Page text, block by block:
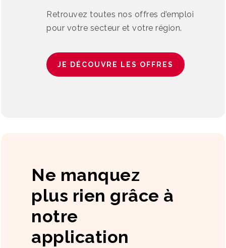
Retrouvez toutes nos offres d’emploi
pour votre secteur et votre région.
JE DÉCOUVRE LES OFFRES
Ne manquez
plus rien grâce à
notre
application